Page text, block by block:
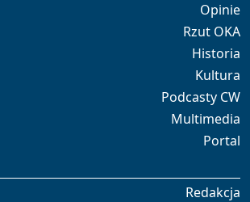
Opinie
Rzut OKA
Historia
Kultura
Podcasty CW
Multimedia
Portal
Redakcja